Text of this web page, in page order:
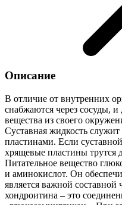
Описание
В отличие от внутренних
снабжаются через сосуды,
вещества из своего
Суставная жидкость
пластинами. Если
хрящевые пластины трутся
Питательное вещество
и аминокислот. Он
является важной составной
хондроитина – это